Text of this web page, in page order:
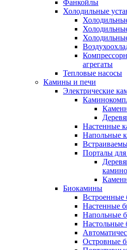
Фанкойлы
Холодильные
агрегаты
Тепловые насосы
Камины и печи
Электрические
Настенные
Напольные
Порталы для
Биокамины
Настенные
Напольные
Настольные
Островные